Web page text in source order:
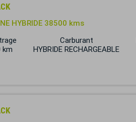
HYBRIDE 38500 kms
km
Carburant
HYBRIDE RECHARGEABLE